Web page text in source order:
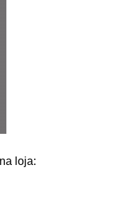
loja: